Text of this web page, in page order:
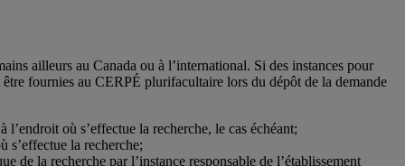
ailleurs au Canada ou à l’international. Si des instances pour
fournies au CERPÉ plurifacultaire lors du dépôt de la demande
où s’effectue la recherche, le cas échéant;
s’effectue la recherche;
de la recherche par l’instance responsable de l’établissement